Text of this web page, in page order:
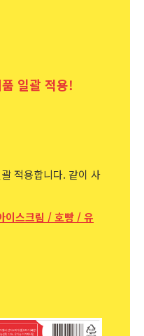
일괄 적용!
적용합니다. 같이 사
이스크림 / 호빵 / 유